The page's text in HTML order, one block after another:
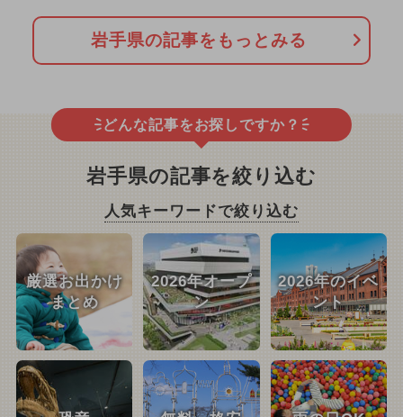
岩手県の記事をもっとみる
どんな記事をお探しですか？
岩手県の記事を絞り込む
人気キーワードで絞り込む
厳選お出かけ
まとめ
2026年オープ
ン
2026年のイベ
ント